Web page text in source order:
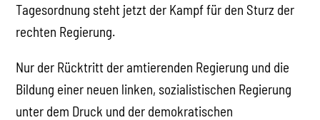
Tagesordnung steht jetzt der Kampf für den Sturz der
rechten Regierung.
Nur der Rücktritt der amtierenden Regierung und die
Bildung einer neuen linken, sozialistischen Regierung
unter dem Druck und der demokratischen